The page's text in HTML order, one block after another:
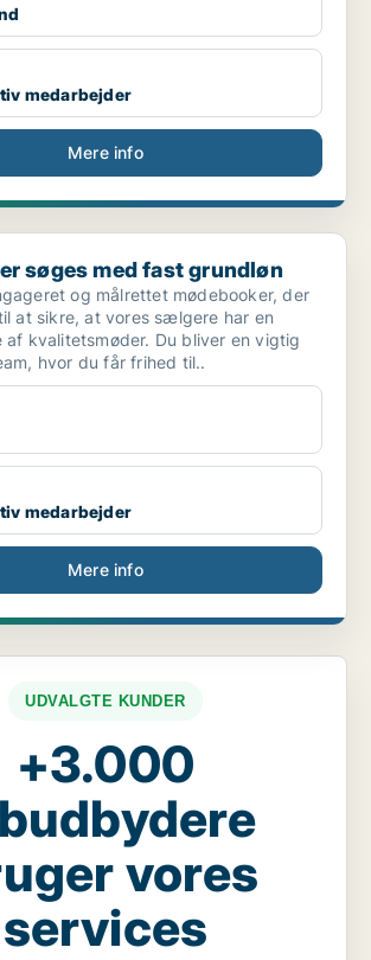
medarbejder
Mere info
med fast grundløn
søges med fast grundløn
og målrettet mødebooker, der
at sikre, at vores sælgere har en
kvalitetsmøder. Du bliver en vigtig
hvor du får frihed til..
medarbejder
Mere info
UDVALGTE KUNDER
+3.000
vores
services